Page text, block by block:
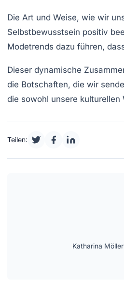
Die Art und Weise, wie wir
Selbstbewusstsein positiv
Modetrends dazu führen,
Dieser dynamische
die Botschaften, die wir
die sowohl unsere
Teilen:
Katharina